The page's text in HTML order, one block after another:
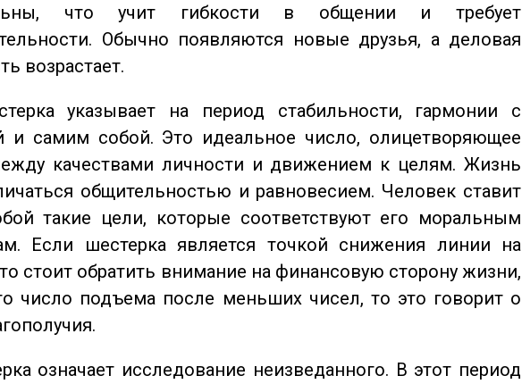
что учит гибкости в общении и требует
Обычно появляются новые друзья, а деловая
возрастает.
указывает на период стабильности, гармонии с
и самим собой. Это идеальное число, олицетворяющее
качествами личности и движением к целям. Жизнь
общительностью и равновесием. Человек ставит
такие цели, которые соответствуют его моральным
Если шестерка является точкой снижения линии на
стоит обратить внимание на финансовую сторону жизни,
число подъема после меньших чисел, то это говорит о
означает исследование неизведанного. В этот период